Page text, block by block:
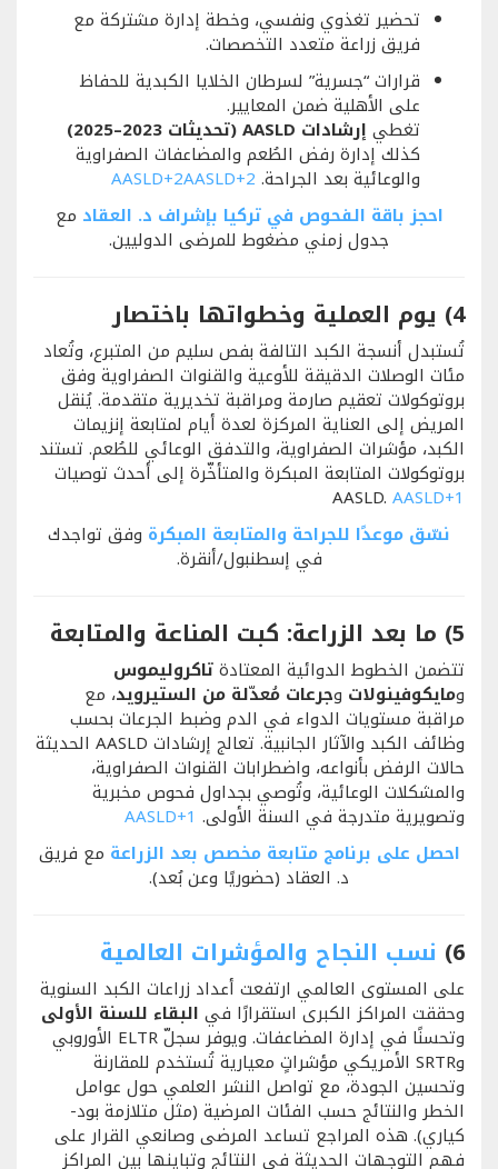
تحضير تغذوي ونفسي، وخطة إدارة مشتركة مع
فريق زراعة متعدد التخصصات.
قرارات “جسرية” لسرطان الخلايا الكبدية للحفاظ
على الأهلية ضمن المعايير.
تغطي إرشادات AASLD (تحديثات 2023–2025)
كذلك إدارة رفض الطُعم والمضاعفات الصفراوية
والوعائية بعد الجراحة. AASLD+2AASLD+2
احجز باقة الفحوص في تركيا بإشراف د. العقاد مع
جدول زمني مضغوط للمرضى الدوليين.
4) يوم العملية وخطواتها باختصار
تُستبدل أنسجة الكبد التالفة بفص سليم من المتبرع، وتُعاد
مئات الوصلات الدقيقة للأوعية والقنوات الصفراوية وفق
بروتوكولات تعقيم صارمة ومراقبة تخديرية متقدمة. يُنقل
المريض إلى العناية المركزة لعدة أيام لمتابعة إنزيمات
الكبد، مؤشرات الصفراوية، والتدفق الوعائي للطُعم. تستند
بروتوكولات المتابعة المبكرة والمتأخّرة إلى أحدث توصيات
AASLD. AASLD+1
نسّق موعدًا للجراحة والمتابعة المبكرة وفق تواجدك
في إسطنبول/أنقرة.
5) ما بعد الزراعة: كبت المناعة والمتابعة
تتضمن الخطوط الدوائية المعتادةتاكروليموس
ومايكوفينولات وجرعات مُعدّلة من الستيرويد، مع
مراقبة مستويات الدواء في الدم وضبط الجرعات بحسب
وظائف الكبد والآثار الجانبية. تعالج إرشادات AASLD الحديثة
حالات الرفض بأنواعه، واضطرابات القنوات الصفراوية،
والمشكلات الوعائية، وتُوصي بجداول فحوص مخبرية
وتصويرية متدرجة في السنة الأولى. AASLD+1
احصل على برنامج متابعة مخصص بعد الزراعة مع فريق
د. العقاد (حضوريًا وعن بُعد).
6) نسب النجاح والمؤشرات العالمية
على المستوى العالمي ارتفعت أعداد زراعات الكبد السنوية
وحققت المراكز الكبرى استقرارًا في البقاء للسنة الأولى
وتحسنًا في إدارة المضاعفات. ويوفر سجلّ ELTR الأوروبي
وSRTR الأمريكي مؤشراتٍ معيارية تُستخدم للمقارنة
وتحسين الجودة، مع تواصل النشر العلمي حول عوامل
الخطر والنتائج حسب الفئات المرضية (مثل متلازمة بود-
كياري). هذه المراجع تساعد المرضى وصانعي القرار على
فهم التوجهات الحديثة في النتائج وتباينها بين المراكز